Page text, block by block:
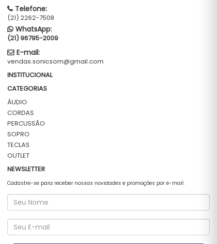
Telefone:
(21) 2262-7508
WhatsApp:
(21) 96795-2009
E-mail:
vendas.sonicsom@gmail.com
INSTITUCIONAL
CATEGORIAS
ÁUDIO
CORDAS
PERCUSSÃO
SOPRO
TECLAS
OUTLET
NEWSLETTER
Cadastre-se para receber nossas novidades e promoções por e-mail.